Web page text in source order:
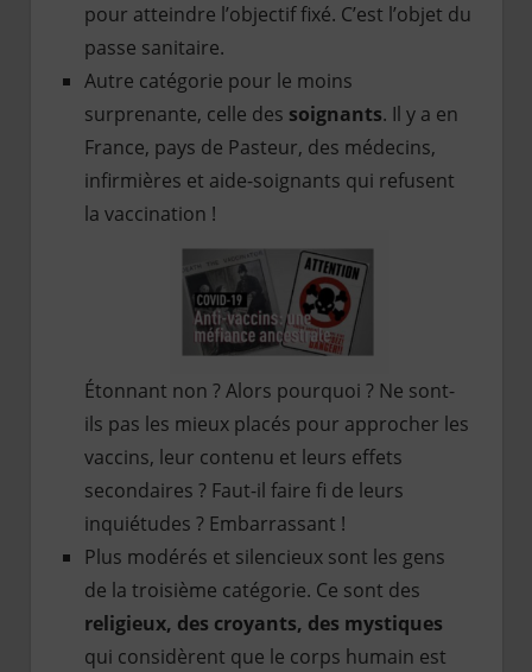
pour atteindre l’objectif fixé. C’est l’objet du
passe sanitaire.
Autre catégorie pour le moins
surprenante, celle des soignants. Il y a en
France, pays de Pasteur, des médecins,
infirmières et aide-soignants qui refusent
la vaccination !
Étonnant non ? Alors pourquoi ? Ne sont-
ils pas les mieux placés pour approcher les
vaccins, leur contenu et leurs effets
secondaires ? Faut-il faire fi de leurs
inquiétudes ? Embarrassant !
Plus modérés et silencieux sont les gens
de la troisième catégorie. Ce sont des
religieux, des croyants, des mystiques
qui considèrent que le corps humain est